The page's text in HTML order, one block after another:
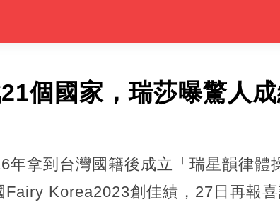
個國家，瑞莎曝驚人
年拿到台灣國籍後成立「瑞星韻律體
Korea2023創佳績，27日再報